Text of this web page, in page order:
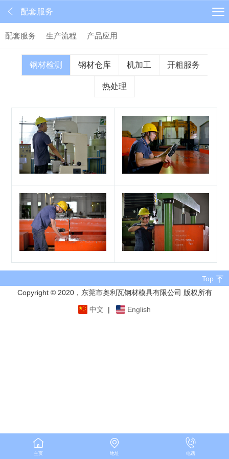
配套服务
配套服务 生产流程 产品应用
钢材检测 钢材仓库 机加工 开粗服务
热处理
主页 地址 电话
Top
Copyright © 2020，东莞市奥利瓦钢材模具有限公司 版权所有
中文 | English